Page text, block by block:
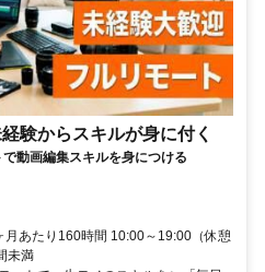
験からスキルが身に付く
動画編集スキルを身につける
あたり160時間 10:00～19:00（休憩
未満